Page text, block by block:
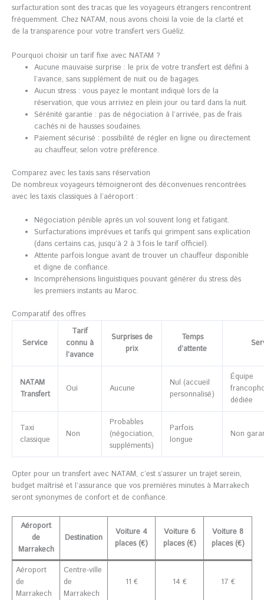
surfacturation sont des tracas que les voyageurs étrangers rencontrent
fréquemment. Chez NATAM, nous avons choisi la voie de la clarté et
de la transparence pour votre transfert vers Guéliz.
Pourquoi choisir un tarif fixe avec NATAM ?
Aucune mauvaise surprise : le prix de votre transfert est défini à
l’avance, sans supplément de nuit ou de bagages.
Aucun stress : vous payez le montant indiqué lors de la
réservation, que vous arriviez en plein jour ou tard dans la nuit.
Sérénité garantie : pas de négociation à l’arrivée, pas de frais
cachés ni de hausses soudaines.
Paiement sécurisé : possibilité de régler en ligne ou directement
au chauffeur, selon votre préférence.
Comparez avec les taxis sans réservation
De nombreux voyageurs témoigneront des déconvenues rencontrées
avec les taxis classiques à l’aéroport :
Négociation pénible après un vol souvent long et fatigant.
Surfacturations imprévues et tarifs qui grimpent sans explication
(dans certains cas, jusqu’à 2 à 3 fois le tarif officiel).
Attente parfois longue avant de trouver un chauffeur disponible
et digne de confiance.
Incompréhensions linguistiques pouvant générer du stress dès
les premiers instants au Maroc.
Comparatif des offres
Service
Tarif
connu à
l’avance
Surprises de
prix
Temps
d’attente
NATAM
Transfert
Oui Aucune
Nul (accueil
personnalisé)
Équipe
dédiée
Taxi
classique
Non
Probables
(négociation,
suppléments)
Parfois
longue
Non
Opter pour un transfert avec NATAM, c’est s’assurer un trajet serein,
budget maîtrisé et l’assurance que vos premières minutes à Marrakech
seront synonymes de confort et de confiance.
Aéroport
de
Marrakech
Destination
Voiture 4
places (€)
Voiture 6
places (€)
Voiture 8
places (€)
Aéroport
de
Marrakech
Centre-ville
de
Marrakech
11 € 14 € 17 €